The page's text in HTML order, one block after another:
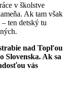
v školstve
Ak tam však
ten detský tu
nad Topľou
Slovenska. Ak sa
vás